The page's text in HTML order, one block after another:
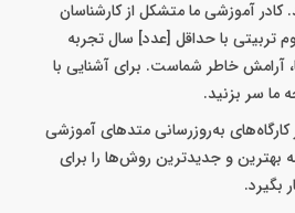
آموزشی ما متشکل از کارشناسان
تربیتی با حداقل [عدد] سال تجربه
خاطر شماست. برای آشنایی با
ما سر بزنید.
کارگاه‌های به‌روزرسانی متد‌های آموزشی
و جدیدترین روش‌ها را برای
بگیرد.